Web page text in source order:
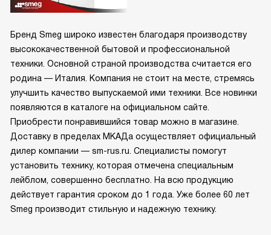
Бренд Smeg широко известен благодаря производству
высококачественной бытовой и профессиональной
техники. Основной страной производства считается его
родина — Италия. Компания не стоит на месте, стремясь
улучшить качество выпускаемой ими техники. Все новинки
появляются в каталоге на официальном сайте.
Приобрести понравившийся товар можно в магазине.
Доставку в пределах МКАДа осуществляет официальный
дилер компании — sm-rus.ru. Специалисты помогут
установить технику, которая отмечена специальным
лейблом, совершенно бесплатно. На всю продукцию
действует гарантия сроком до 1 года. Уже более 60 лет
Smeg производит стильную и надежную технику.